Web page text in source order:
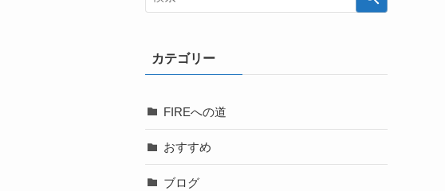
カテゴリー
FIREへの道
おすすめ
ブログ